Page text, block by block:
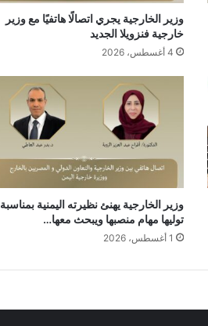
وزير الخارجية يجري اتصالًا هاتفيًا مع وزير
خارجية فنزويلا الجديد
4 أغسطس، 2026
وزير الخارجية يهنئ نظيرته اليمنية بمناسبة
توليها مهام منصبها ويبحث معها…
1 أغسطس، 2026